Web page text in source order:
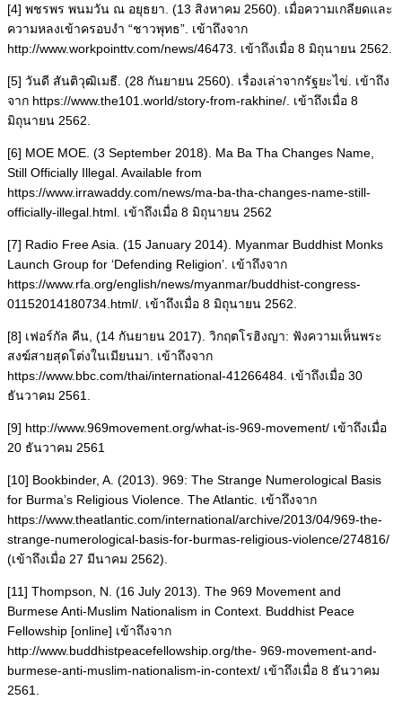
[4] พชรพร พนมวัน ณ อยุธยา. (13 สิงหาคม 2560). เมื่อความเกลียดและ
ความหลงเข้าครอบงำ “ชาวพุทธ”. เข้าถึงจาก
http://www.workpointtv.com/news/46473. เข้าถึงเมื่อ 8 มิถุนายน 2562.
[5] วันดี สันติวุฒิเมธี. (28 กันยายน 2560). เรื่องเล่าจากรัฐยะไข่. เข้าถึง
จาก https://www.the101.world/story-from-rakhine/. เข้าถึงเมื่อ 8
มิถุนายน 2562.
[6] MOE MOE. (3 September 2018). Ma Ba Tha Changes Name,
Still Officially Illegal. Available from
https://www.irrawaddy.com/news/ma-ba-tha-changes-name-still-
officially-illegal.html. เข้าถึงเมื่อ 8 มิถุนายน 2562
[7] Radio Free Asia. (15 January 2014). Myanmar Buddhist Monks
Launch Group for ‘Defending Religion’. เข้าถึงจาก
https://www.rfa.org/english/news/myanmar/buddhist-congress-
01152014180734.html/. เข้าถึงเมื่อ 8 มิถุนายน 2562.
[8] เฟอร์กัล คีน, (14 กันยายน 2017). วิกฤตโรฮิงญา: ฟังความเห็นพระ
สงฆ์สายสุดโต่งในเมียนมา. เข้าถึงจาก
https://www.bbc.com/thai/international-41266484. เข้าถึงเมื่อ 30
ธันวาคม 2561.
[9] http://www.969movement.org/what-is-969-movement/ เข้าถึงเมื่อ
20 ธันวาคม 2561
[10] Bookbinder, A. (2013). 969: The Strange Numerological Basis
for Burma’s Religious Violence. The Atlantic. เข้าถึงจาก
https://www.theatlantic.com/international/archive/2013/04/969-the-
strange-numerological-basis-for-burmas-religious-violence/274816/
(เข้าถึงเมื่อ 27 มีนาคม 2562).
[11] Thompson, N. (16 July 2013). The 969 Movement and
Burmese Anti-Muslim Nationalism in Context. Buddhist Peace
Fellowship [online] เข้าถึงจาก
http://www.buddhistpeacefellowship.org/the- 969-movement-and-
burmese-anti-muslim-nationalism-in-context/ เข้าถึงเมื่อ 8 ธันวาคม
2561.